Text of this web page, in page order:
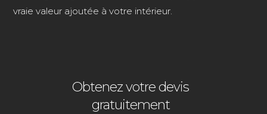
vraie valeur ajoutée à votre intérieur.
Obtenez votre devis
gratuitement